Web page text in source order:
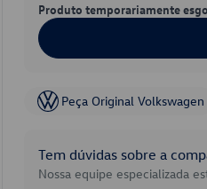
Produto temporariamente
Peça Original Volkswagen
Tem dúvidas sobre a
Nossa equipe especializada